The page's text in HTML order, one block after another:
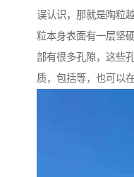
误认识，那就是陶粒
粒本身表面有一层坚
部有很多孔隙，这些
质，包括等，也可以